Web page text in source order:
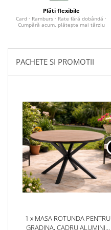
Dulapuri baie
Mobilier baie
Oglinzi baie
Accesorii baie
Rafturi si depozitare
Accesorii cada
Accesorii lavoare
Cosuri de rufe
Gratare si accesorii
Accesorii instalatii sanitare
Plăti flexibile
Card · Ramburs · Rate fără dobândă ·
Cumpără acum, plătește mai târziu
PACHETE SI PROMOTII
1 x MASA ROTUNDA PENTRU
GRADINA, CADRU ALUMINIU